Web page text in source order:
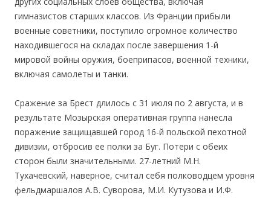
гимназистов старших классов. Из Франции прибыли
военные советники, поступило огромное количество
находившегося на складах после завершения 1-й
мировой войны оружия, боеприпасов, военной техники,
включая самолеты и танки.
Сражение за Брест длилось с 31 июля по 2 августа, и в
результате Мозырская оперативная группа нанесла
поражение защищавшей город 16-й польской пехотной
дивизии, отбросив ее полки за Буг. Потери с обеих
сторон были значительными. 27-летний М.Н.
Тухачевский, наверное, считал себя полководцем уровня
фельдмаршалов А.В. Суворова, М.И. Кутузова и И.Ф.